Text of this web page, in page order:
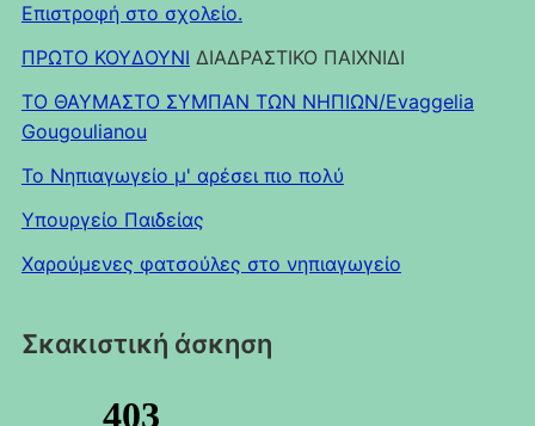
Επιστροφή στο σχολείο.
ΠΡΩΤΟ ΚΟΥΔΟΥΝΙ ΔΙΑΔΡΑΣΤΙΚΟ ΠΑΙΧΝΙΔΙ
ΤΟ ΘΑΥΜΑΣΤΟ ΣΥΜΠΑΝ ΤΩΝ ΝΗΠΙΩΝ/Evaggelia
Gougoulianou
Το Νηπιαγωγείο μ' αρέσει πιο πολύ
Υπουργείο Παιδείας
Χαρούμενες φατσούλες στο νηπιαγωγείο
Σκακιστική άσκηση